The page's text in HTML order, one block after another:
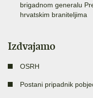
brigadnom generalu
hrvatskim braniteljima
Izdvajamo
OSRH
Postani pripadnik